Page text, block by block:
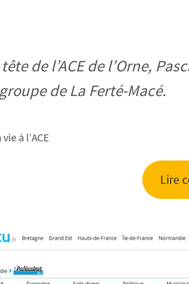
de l’ACE de l’Orne,
de La Ferté-Macé.
à l’ACE
Lire